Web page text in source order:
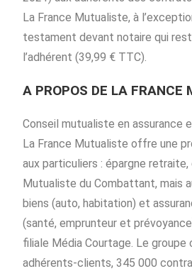
La France Mutualiste, à
testament devant notaire qui
l’adhérent (39,99 € TTC).
A PROPOS DE LA FRANCE
Conseil mutualiste en assurance
La France Mutualiste offre une
aux particuliers : épargne
Mutualiste du Combattant, mais
biens (auto, habitation) et
(santé, emprunteur et
filiale Média Courtage. Le
adhérents-clients, 345 000